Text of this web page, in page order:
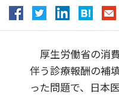
厚生労働省の消
伴う診療報酬の補
った問題で、日本